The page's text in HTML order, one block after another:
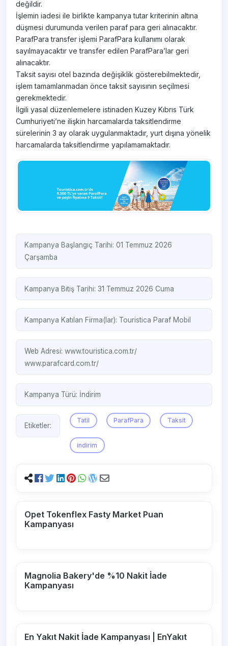
değildir.
İşlemin iadesi ile birlikte kampanya tutar kriterinin altına
düşmesi durumunda verilen paraf para geri alınacaktır.
ParafPara transfer işlemi ParafPara kullanımı olarak
sayılmayacaktır ve transfer edilen ParafPara’lar geri
alınacaktır.
Taksit sayısı otel bazında değişiklik gösterebilmektedir,
işlem tamamlanmadan önce taksit sayısının seçilmesi
gerekmektedir.
İlgili yasal düzenlemelere istinaden Kuzey Kıbrıs Türk
Cumhuriyeti’ne ilişkin harcamalarda taksitlendirme
sürelerinin 3 ay olarak uygulanmaktadır, yurt dışına yönelik
harcamalarda taksitlendirme yapılamamaktadır.
Kampanya Başlangıç Tarihi: 01 Temmuz 2026
Çarşamba
Kampanya Bitiş Tarihi: 31 Temmuz 2026 Cuma
Kampanya Katılan Firma(lar): Touristica Paraf Mobil
Web Adresi:www.touristica.com.tr/
www.parafcard.com.tr/
Kampanya Türü: İndirim
Etiketler:
Tatil ParafPara Taksit
indirim
Opet Tokenflex Fasty Market Puan
Kampanyası
Magnolia Bakery'de %10 Nakit İade
Kampanyası
En Yakıt Nakit İade Kampanyası | EnYakıt